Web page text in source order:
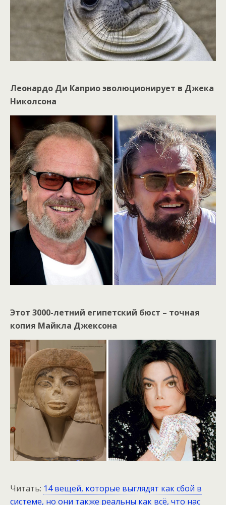
Леонардо Ди Каприо эволюционирует в Джека
Николсона
Этот 3000-летний египетский бюст – точная
копия Майкла Джексона
Читать: 14 вещей, которые выглядят как сбой в
системе, но они также реальны как всё, что нас